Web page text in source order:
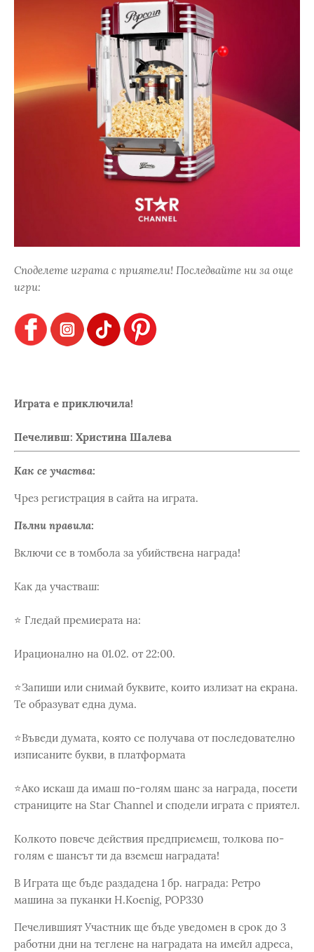
Споделете играта с приятели! Последвайте ни за още
игри:
Играта е приключила!
Печеливш: Христина Шалева
Как се участва:
Чрез регистрация в сайта на играта.
Пълни правила:
Включи се в томбола за убийствена награда!
Как да участваш:
⭐ Гледай премиерата на:
Ирационално на 01.02. от 22:00.
⭐Запиши или снимай буквите, които излизат на екрана.
Те образуват една дума.
⭐Въведи думата, която се получава от последователно
изписаните букви, в платформата
⭐Ако искаш да имаш по-голям шанс за награда, посети
страниците на Star Channel и сподели играта с приятел.
Колкото повече действия предприемеш, толкова по-
голям е шансът ти да вземеш наградата!
В Играта ще бъде раздадена 1 бр. награда: Ретро
машина за пуканки H.Koenig, POP330
Печелившият Участник ще бъде уведомен в срок до 3
работни дни на теглене на наградата на имейл адреса,